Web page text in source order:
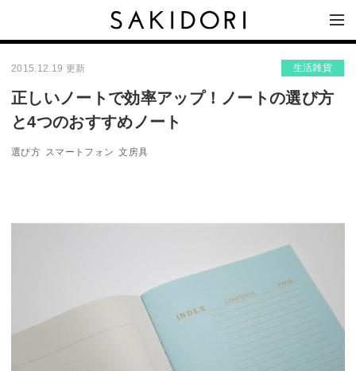
2015.12.19 更新 生活雑貨
正しいノートで効率アップ！ノートの選び方
と4つのおすすめノート
選び方 スマートフォン 文房具